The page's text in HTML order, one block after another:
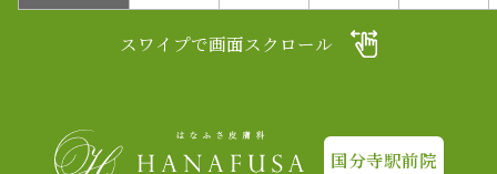
スワイプで画面スクロール
国分寺駅前院